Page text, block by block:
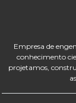
Empresa de
conhecimento
projetamos,